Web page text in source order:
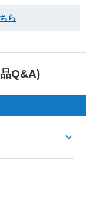
ら
Q&A)